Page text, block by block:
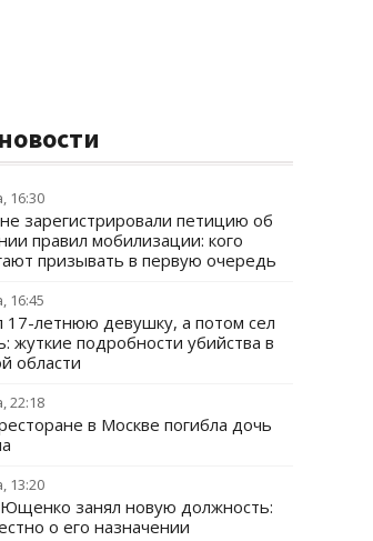
16:30
зарегистрировали петицию об
правил мобилизации: кого
призывать в первую очередь
16:45
17-летнюю девушку, а потом сел
жуткие подробности убийства в
области
22:18
в Москве погибла дочь
13:20
занял новую должность:
о его назначении